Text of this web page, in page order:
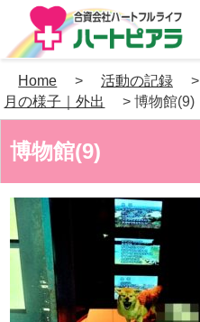
Skip
to
Home > 活動の記録 >
月の様子｜外出
>博物館(9)
博物館(9)